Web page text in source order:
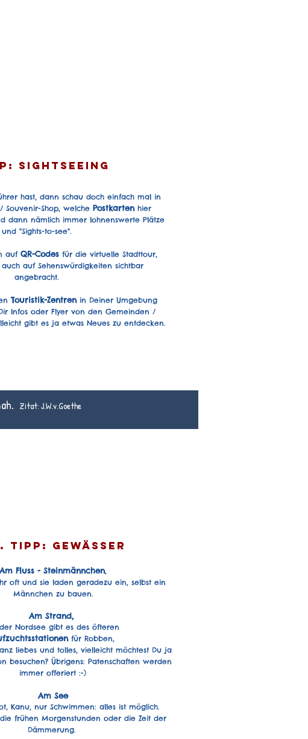
Sightseeing
hast, dann schau doch einfach mal in
Souvenir-Shop, welche Postkartenhier
dann nämlich immer lohnenswerte Plätze
und "Sights-to-see".
auf QR-Codes für die virtuelle Stadttour,
auf Sehenswürdigkeiten sichtbar
angebracht.
Touristik-Zentren in Deiner Umgebung
Infos oder Flyer von den Gemeinden /
gibt es ja etwas Neues zu entdecken.
Zitat: J.W.v.Goethe
tipp: Gewässer
Am Fluss - Steinmännchen,
oft und sie laden geradezu ein, selbst ein
Männchen zu bauen.
Am Strand,
Nordsee gibt es des öfteren
für Robben,
liebes und tolles, vielleicht möchtest Du ja
besuchen? Übrigens: Patenschaften werden
immer offeriert :-)
Am See
Kanu, nur Schwimmen: alles ist möglich.
die frühen Morgenstunden oder die Zeit der
Dämmerung.